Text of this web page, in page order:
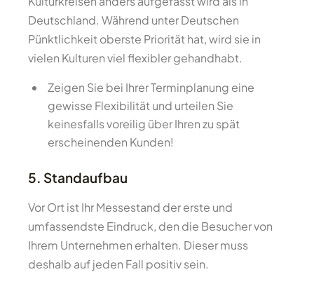
Deutschland. Während unter Deutschen
Pünktlichkeit oberste Priorität hat, wird sie in
vielen Kulturen viel flexibler gehandhabt.
Zeigen Sie bei Ihrer Terminplanung eine
gewisse Flexibilität und urteilen Sie
keinesfalls voreilig über Ihren zu spät
erscheinenden Kunden!
5. Standaufbau
Vor Ort ist Ihr Messestand der erste und
umfassendste Eindruck, den die Besucher von
Ihrem Unternehmen erhalten. Dieser muss
deshalb auf jeden Fall positiv sein.